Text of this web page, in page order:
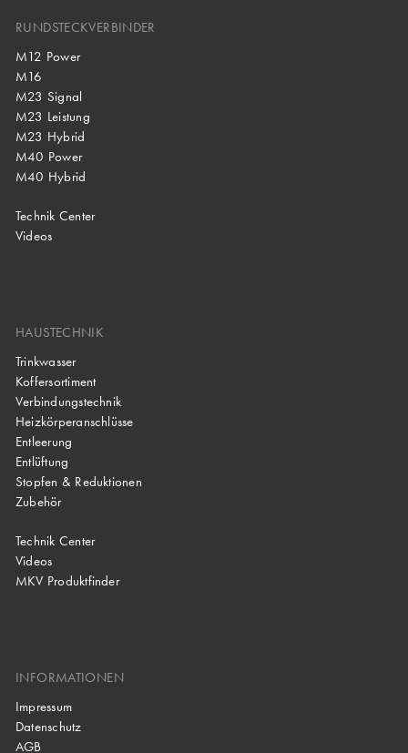
RUNDSTECKVERBINDER
M12 Power
M16
M23 Signal
M23 Leistung
M23 Hybrid
M40 Power
M40 Hybrid
Technik Center
Videos
HAUSTECHNIK
Trinkwasser
Koffersortiment
Verbindungstechnik
Heizkörperanschlüsse
Entleerung
Entlüftung
Stopfen & Reduktionen
Zubehör
Technik Center
Videos
MKV Produktfinder
INFORMATIONEN
Impressum
Datenschutz
AGB